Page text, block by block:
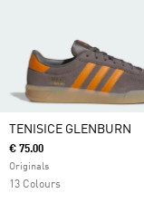
TENISICE GLENBURN
€ 75.00
Originals
13 Colours